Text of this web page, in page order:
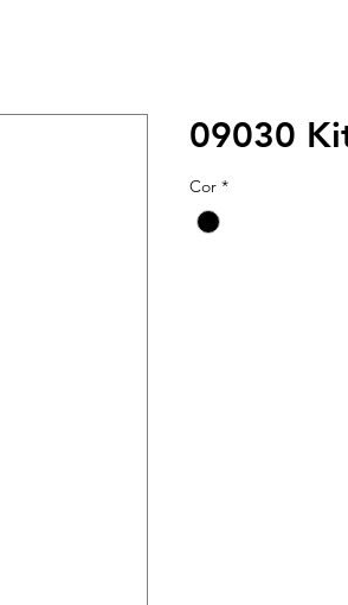
09030
Cor *